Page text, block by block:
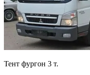
Тент фургон 3 т.